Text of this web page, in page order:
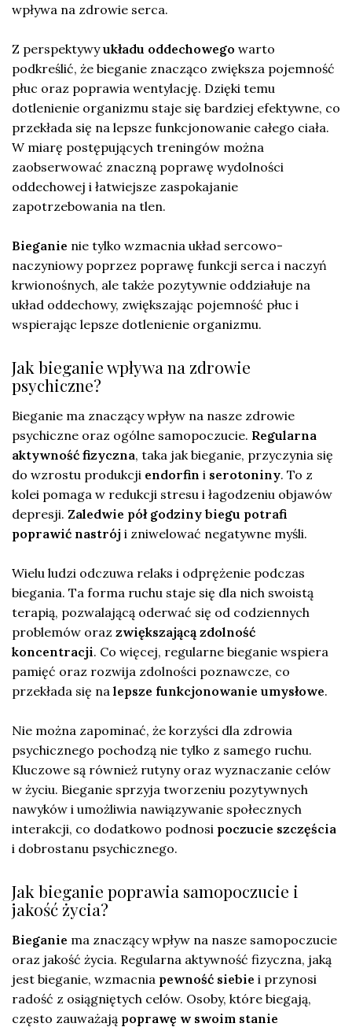
wpływa na zdrowie serca.
Z perspektywyukładu oddechowego warto
podkreślić, że bieganie znacząco zwiększa pojemność
płuc oraz poprawia wentylację. Dzięki temu
dotlenienie organizmu staje się bardziej efektywne, co
przekłada się na lepsze funkcjonowanie całego ciała.
W miarę postępujących treningów można
zaobserwować znaczną poprawę wydolności
oddechowej i łatwiejsze zaspokajanie
zapotrzebowania na tlen.
Bieganie nie tylko wzmacnia układ sercowo-
naczyniowy poprzez poprawę funkcji serca i naczyń
krwionośnych, ale także pozytywnie oddziałuje na
układ oddechowy, zwiększając pojemność płuc i
wspierając lepsze dotlenienie organizmu.
Jak bieganie wpływa na zdrowie
psychiczne?
Bieganie ma znaczący wpływ na nasze zdrowie
psychiczne oraz ogólne samopoczucie. Regularna
aktywność fizyczna, taka jak bieganie, przyczynia się
do wzrostu produkcji endorfin i serotoniny. To z
kolei pomaga w redukcji stresu i łagodzeniu objawów
depresji. Zaledwie pół godziny biegu potrafi
poprawić nastrój i zniwelować negatywne myśli.
Wielu ludzi odczuwa relaks i odprężenie podczas
biegania. Ta forma ruchu staje się dla nich swoistą
terapią, pozwalającą oderwać się od codziennych
problemów oraz zwiększającą zdolność
koncentracji. Co więcej, regularne bieganie wspiera
pamięć oraz rozwija zdolności poznawcze, co
przekłada się na lepsze funkcjonowanie umysłowe.
Nie można zapominać, że korzyści dla zdrowia
psychicznego pochodzą nie tylko z samego ruchu.
Kluczowe są również rutyny oraz wyznaczanie celów
w życiu. Bieganie sprzyja tworzeniu pozytywnych
nawyków i umożliwia nawiązywanie społecznych
interakcji, co dodatkowo podnosi poczucie szczęścia
i dobrostanu psychicznego.
Jak bieganie poprawia samopoczucie i
jakość życia?
Bieganie ma znaczący wpływ na nasze samopoczucie
oraz jakość życia. Regularna aktywność fizyczna, jaką
jest bieganie, wzmacnia pewność siebie i przynosi
radość z osiągniętych celów. Osoby, które biegają,
często zauważają poprawę w swoim stanie